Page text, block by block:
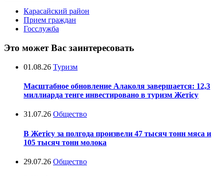
Карасайский район
Прием граждан
Госслужба
Это может Вас заинтересовать
01.08.26 Туризм
Масштабное обновление Алаколя завершается: 12,3
миллиарда тенге инвестировано в туризм Жетісу
31.07.26 Общество
В Жетісу за полгода произвели 47 тысяч тонн мяса и
105 тысяч тонн молока
29.07.26 Общество